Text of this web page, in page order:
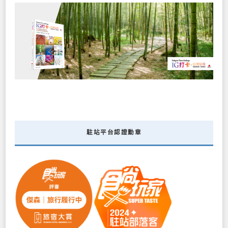
駐站平台認證勳章